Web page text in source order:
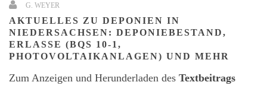
G. WEYER
AKTUELLES ZU DEPONIEN IN
NIEDERSACHSEN: DEPONIEBESTAND,
ERLASSE (BQS 10-1,
PHOTOVOLTAIKANLAGEN) UND MEHR
Zum Anzeigen und Herunderladen des Textbeitrags